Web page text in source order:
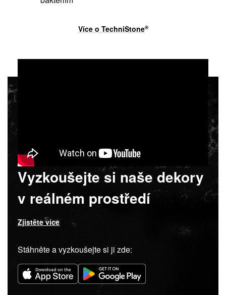
Více o TechniStone®
Vyzkoušejte si naše dekory
v reálném prostředí
Zjistěte více
Stáhněte a vyzkoušejte si ji zde: